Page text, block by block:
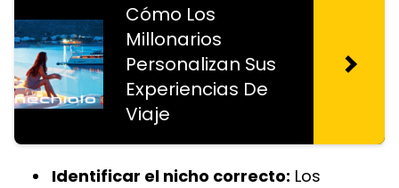
Cómo Los
Millonarios
Personalizan Sus
Experiencias De
Viaje
Identificar el nicho correcto: Los